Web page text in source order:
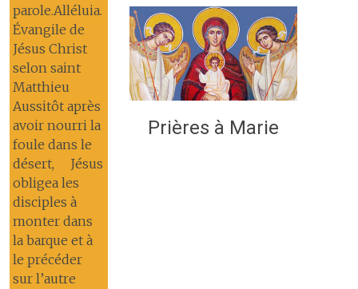
parole.Alléluia.
Évangile de
Jésus Christ
selon saint
Matthieu
Aussitôt après
avoir nourri la
foule dans le
désert, Jésus
obligea les
disciples à
monter dans
la barque et à
le précéder
sur l’autre
Prières à Marie